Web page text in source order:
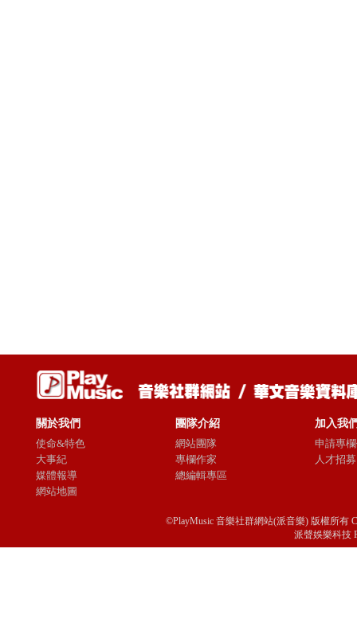
關於我們
使命&特色
大事紀
媒體報導
網站地圖
團隊介紹
網站團隊
專欄作家
總編輯專區
加入我
申請專
人才招募
©PlayMusic 音樂社群網站(派音樂) 版權所有
派聲娛樂科技